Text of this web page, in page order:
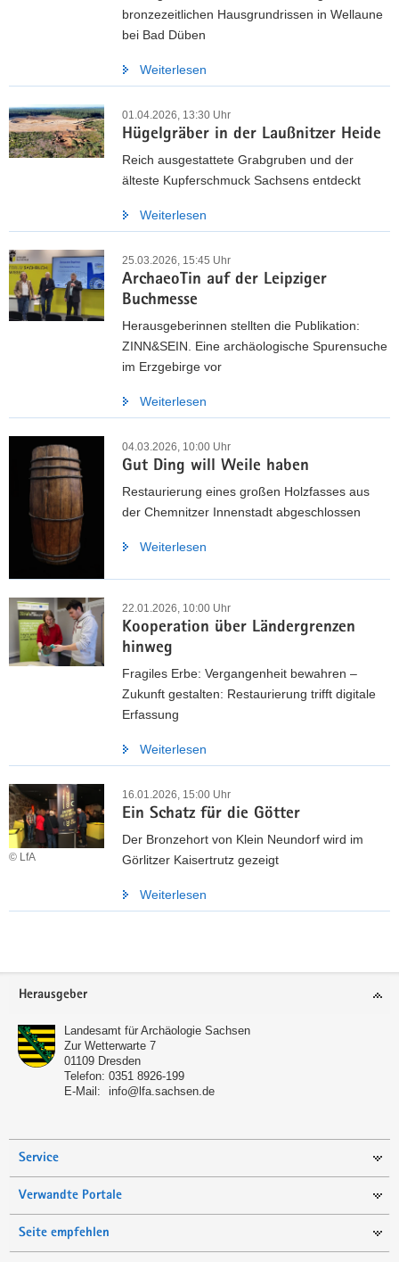
bronzezeitlichen Hausgrundrissen in Wellaune
bei Bad Düben
Weiterlesen
01.04.2026, 13:30 Uhr
Hügelgräber in der Laußnitzer Heide
Reich ausgestattete Grabgruben und der
älteste Kupferschmuck Sachsens entdeckt
Weiterlesen
25.03.2026, 15:45 Uhr
ArchaeoTin auf der Leipziger
Buchmesse
Herausgeberinnen stellten die Publikation:
ZINN&SEIN. Eine archäologische Spurensuche
im Erzgebirge vor
Weiterlesen
04.03.2026, 10:00 Uhr
Gut Ding will Weile haben
Restaurierung eines großen Holzfasses aus
der Chemnitzer Innenstadt abgeschlossen
Weiterlesen
22.01.2026, 10:00 Uhr
Kooperation über Ländergrenzen
hinweg
Fragiles Erbe: Vergangenheit bewahren –
Zukunft gestalten: Restaurierung trifft digitale
Erfassung
Weiterlesen
16.01.2026, 15:00 Uhr
Ein Schatz für die Götter
© LfA
Der Bronzehort von Klein Neundorf wird im
Görlitzer Kaisertrutz gezeigt
Weiterlesen
Footer-
Herausgeber
Landesamt für Archäologie Sachsen
Zur Wetterwarte 7
01109 Dresden
Telefon: 0351 8926-199
E-Mail:
info@lfa.sachsen.de
Service
Verwandte Portale
Seite empfehlen